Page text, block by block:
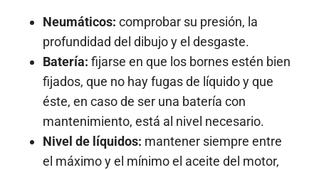
Neumáticos: comprobar su presión, la
profundidad del dibujo y el desgaste.
Batería: fijarse en que los bornes estén bien
fijados, que no hay fugas de líquido y que
éste, en caso de ser una batería con
mantenimiento, está al nivel necesario.
Nivel de líquidos: mantener siempre entre
el máximo y el mínimo el aceite del motor,